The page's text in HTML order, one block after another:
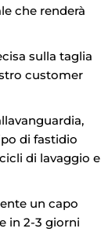
che renderà
sulla taglia
customer
di fastidio
di lavaggio e
un capo
in 2-3 giorni